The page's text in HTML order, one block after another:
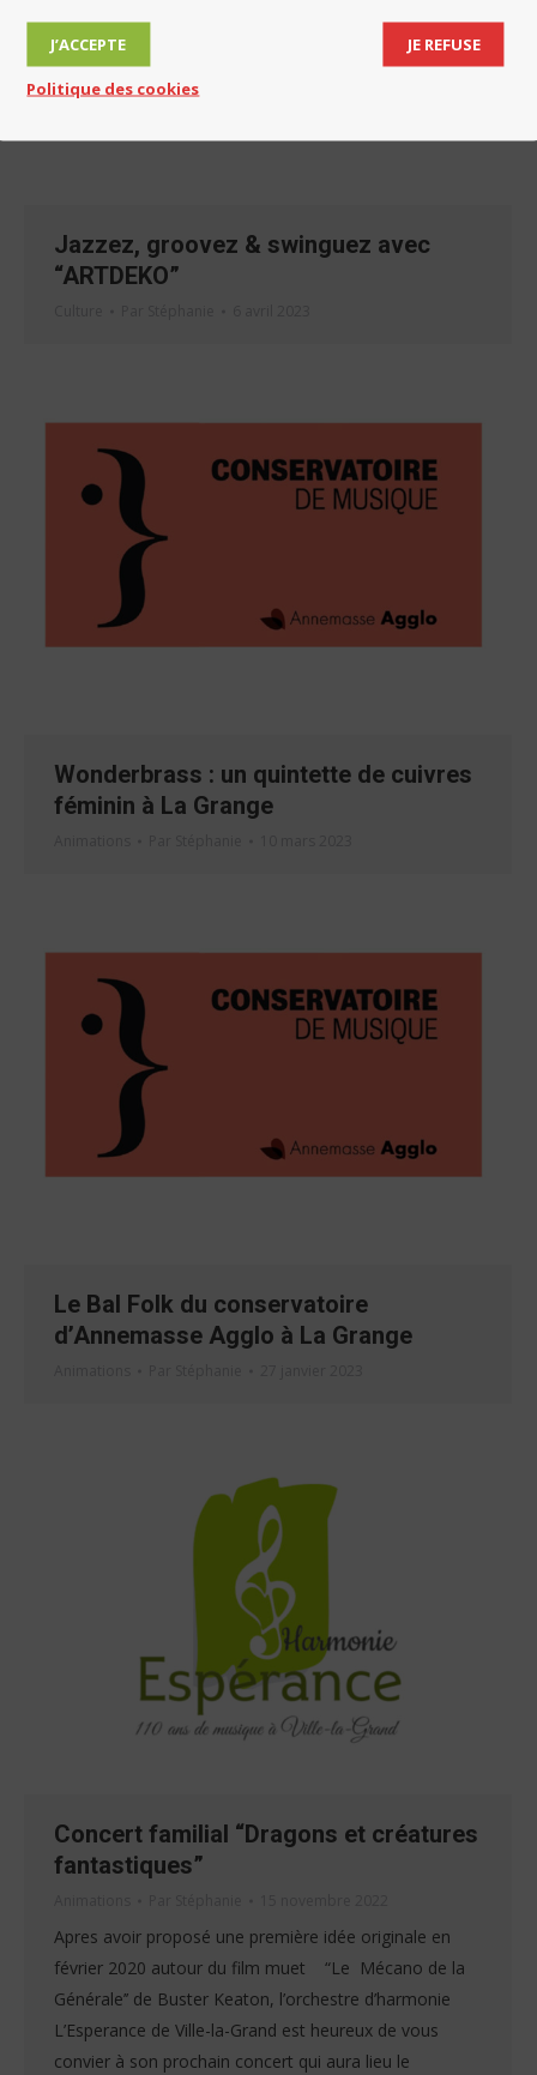
Jazzez, groovez & swinguez avec
“ARTDEKO”
Wonderbrass : un quintette de cuivres
féminin à La Grange
Le Bal Folk du conservatoire
d’Annemasse Agglo à La Grange
Concert familial “Dragons et créatures
fantastiques”
Apres avoir proposé une première idée originale en
février 2020 autour du film muet “Le Mécano de la
Générale’’ de Buster Keaton, l’orchestre d’harmonie
L’Esperance de Ville-la-Grand est heureux de vous
convier à son prochain concert qui aura lieu le
J’ACCEPTE JE REFUSE
Politique des cookies